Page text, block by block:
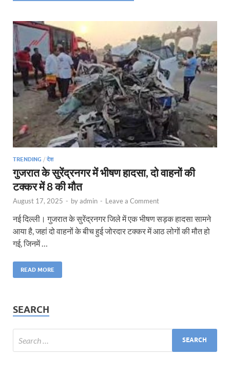
TRENDING / देश
गुजरात के सुरेंद्रनगर में भीषण हादसा, दो वाहनों की
टक्कर में 8 की मौत
August 17, 2025 - byadmin - Leave a Comment
नई दिल्ली। गुजरात के सुरेंद्रनगर जिले में एक भीषण सड़क हादसा सामने
आया है, जहां दो वाहनों के बीच हुई जोरदार टक्कर में आठ लोगों की मौत हो
गई, जिनमें …
READ MORE
SEARCH